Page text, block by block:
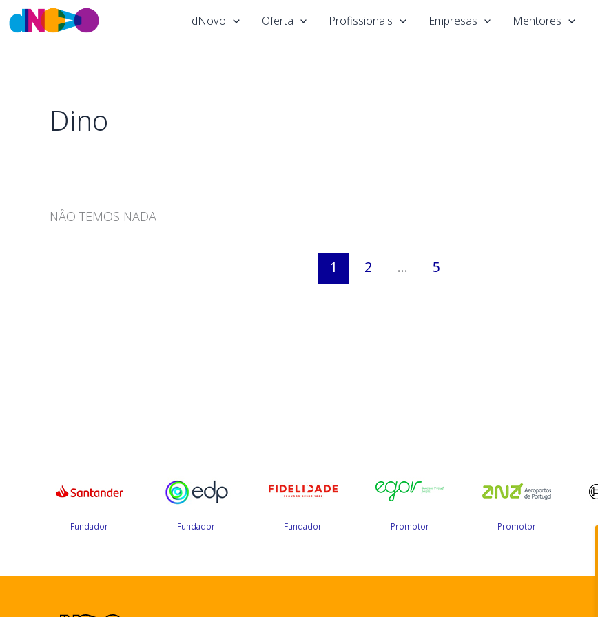
Skip
to
dNovo Oferta Profissionais Empresas Mentores
Dino
NÂO TEMOS NADA
1 2 … 5
Fundador Fundador Fundador Promotor Promotor